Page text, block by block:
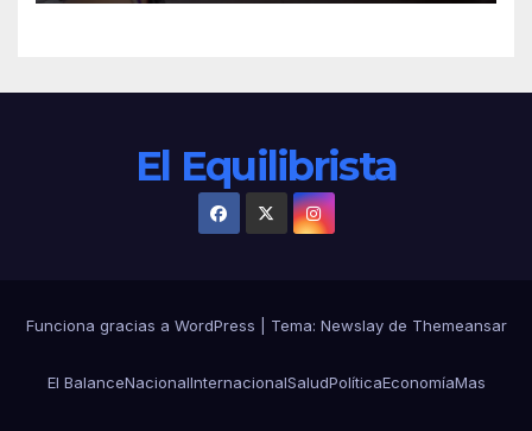
El Equilibrista
Funciona gracias a WordPress Tema: Newslayde Themeansar
El BalanceNacionalInternacionalSaludPolíticaEconomíaMas